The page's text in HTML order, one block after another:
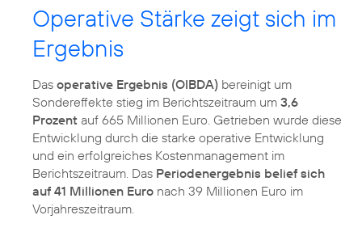
Operative Stärke zeigt sich im
Ergebnis
Das operative Ergebnis (OIBDA) bereinigt um
Sondereffekte stieg im Berichtszeitraum um 3,6
Prozent auf 665 Millionen Euro. Getrieben wurde diese
Entwicklung durch die starke operative Entwicklung
und ein erfolgreiches Kostenmanagement im
Berichtszeitraum. Das Periodenergebnis belief sich
auf 41 Millionen Euro nach 39 Millionen Euro im
Vorjahreszeitraum.